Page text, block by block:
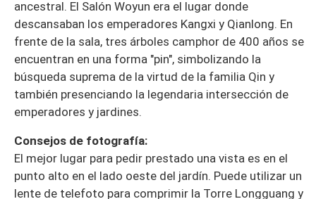
ancestral. El Salón Woyun era el lugar donde
descansaban los emperadores Kangxi y Qianlong. En
frente de la sala, tres árboles camphor de 400 años se
encuentran en una forma "pin", simbolizando la
búsqueda suprema de la virtud de la familia Qin y
también presenciando la legendaria intersección de
emperadores y jardines.
Consejos de fotografía:
El mejor lugar para pedir prestado una vista es en el
punto alto en el lado oeste del jardín. Puede utilizar un
lente de telefoto para comprimir la Torre Longguang y